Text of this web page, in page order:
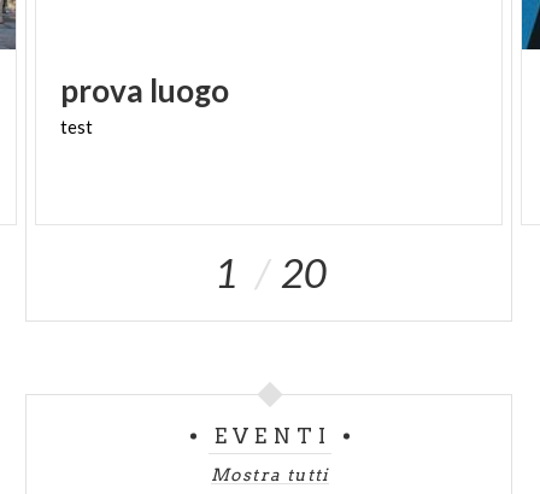
prova luogo
test
1 20
EVENTI
Mostra tutti